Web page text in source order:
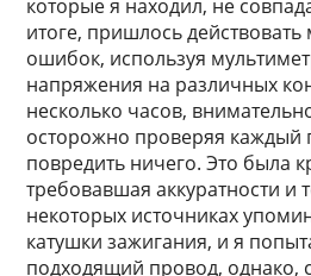
которые я находил, не
итоге, пришлось
ошибок, используя
напряжения на различных
несколько часов,
осторожно проверяя каждый
повредить ничего. Это была
требовавшая аккуратности и
некоторых источниках
катушки зажигания, и я
подходящий провод, однако,